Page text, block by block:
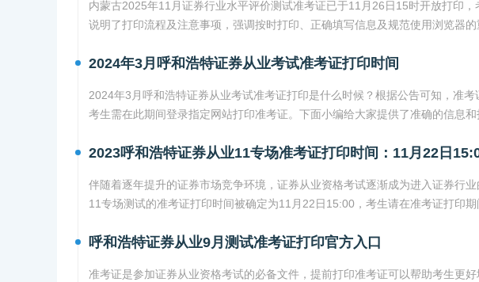
内蒙古2025年11月证券行业水平评价测试准考证已于11月26日15时开放打印
说明了打印流程及注意事项，强调按时打印、正确填写信息及规范使用浏览器的
2024年3月呼和浩特证券从业考试准考证打印时间
2024年3月呼和浩特证券从业考试准考证打印是什么时候？根据公告可知，准
考生需在此期间登录指定网站打印准考证。下面小编给大家提供了准确的信息和
2023呼和浩特证券从业11专场准考证打印时间：11月22日
伴随着逐年提升的证券市场竞争环境，证券从业资格考试逐渐成为进入证券行
11专场测试的准考证打印时间被确定为11月22日15:00，考生请在准考证打印期
呼和浩特证券从业9月测试准考证打印官方入口
准考证是参加证券从业资格考试的必备文件，提前打印准考证可以帮助考生更